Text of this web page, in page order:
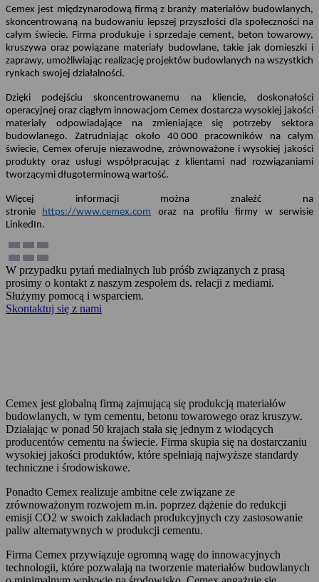
Cemex jest międzynarodową firmą z branży materiałów budowlanych,
skoncentrowaną na budowaniu lepszej przyszłości dla społeczności na
całym świecie. Firma produkuje i sprzedaje cement, beton towarowy,
kruszywa oraz powiązane materiały budowlane, takie jak domieszki i
zaprawy, umożliwiając realizację projektów budowlanych na wszystkich
rynkach swojej działalności.
Dzięki podejściu skoncentrowanemu na kliencie, doskonałości
operacyjnej oraz ciągłym innowacjom Cemex dostarcza wysokiej jakości
materiały odpowiadające na zmieniające się potrzeby sektora
budowlanego. Zatrudniając około 40 000 pracowników na całym
świecie, Cemex oferuje niezawodne, zrównoważone i wysokiej jakości
produkty oraz usługi współpracując z klientami nad rozwiązaniami
tworzącymi długoterminową wartość.
Więcej informacji można znaleźć na
stronie
https://www.cemex.com oraz na profilu firmy w serwisie
LinkedIn.
W przypadku pytań medialnych lub próśb związanych z prasą
prosimy o kontakt z naszym zespołem ds. relacji z mediami.
Służymy pomocą i wsparciem.
Skontaktuj się z nami
Cemex jest globalną firmą zajmującą się produkcją materiałów
budowlanych, w tym cementu, betonu towarowego oraz kruszyw.
Działając w ponad 50 krajach stała się jednym z wiodących
producentów cementu na świecie. Firma skupia się na dostarczaniu
wysokiej jakości produktów, które spełniają najwyższe standardy
techniczne i środowiskowe.
Ponadto Cemex realizuje ambitne cele związane ze
zrównoważonym rozwojem m.in. poprzez dążenie do redukcji
emisji CO2 w swoich zakładach produkcyjnych czy zastosowanie
paliw alternatywnych w produkcji cementu.
Firma Cemex przywiązuje ogromną wagę do innowacyjnych
technologii, które pozwalają na tworzenie materiałów budowlanych